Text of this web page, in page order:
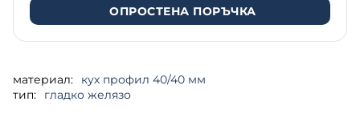
ОПРОСТЕНА ПОРЪЧКА
материал:
кух профил 40/40 мм
тип:
гладко желязо